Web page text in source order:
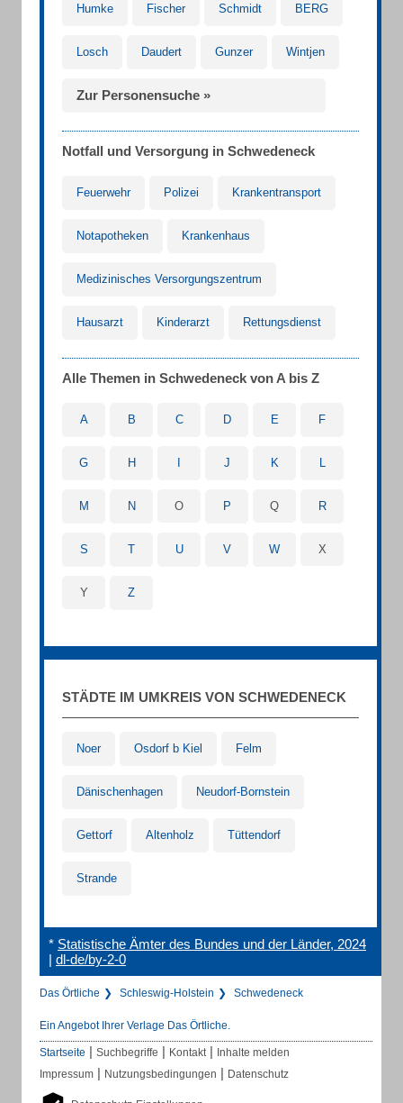
Humke Fischer Schmidt BERG
Losch Daudert Gunzer Wintjen
Zur Personensuche »
Notfall und Versorgung in Schwedeneck
Feuerwehr Polizei Krankentransport
Notapotheken Krankenhaus
Medizinisches Versorgungszentrum
Hausarzt Kinderarzt Rettungsdienst
Alle Themen in Schwedeneck von A bis Z
A B C D E F
G H J K L
M N O P Q R
S T U V W X
Y Z
STÄDTE IM UMKREIS VON SCHWEDENECK
Noer Osdorf b Kiel Felm
Dänischenhagen Neudorf-Bornstein
Gettorf Altenholz Tüttendorf
Strande
* Statistische Ämter des Bundes und der Länder, 2024
| dl-de/by-2-0
Das Örtliche Schleswig-Holstein Schwedeneck
Ein Angebot Ihrer Verlage Das Örtliche.
Startseite | Suchbegriffe | Kontakt | Inhalte melden
Impressum | Nutzungsbedingungen | Datenschutz